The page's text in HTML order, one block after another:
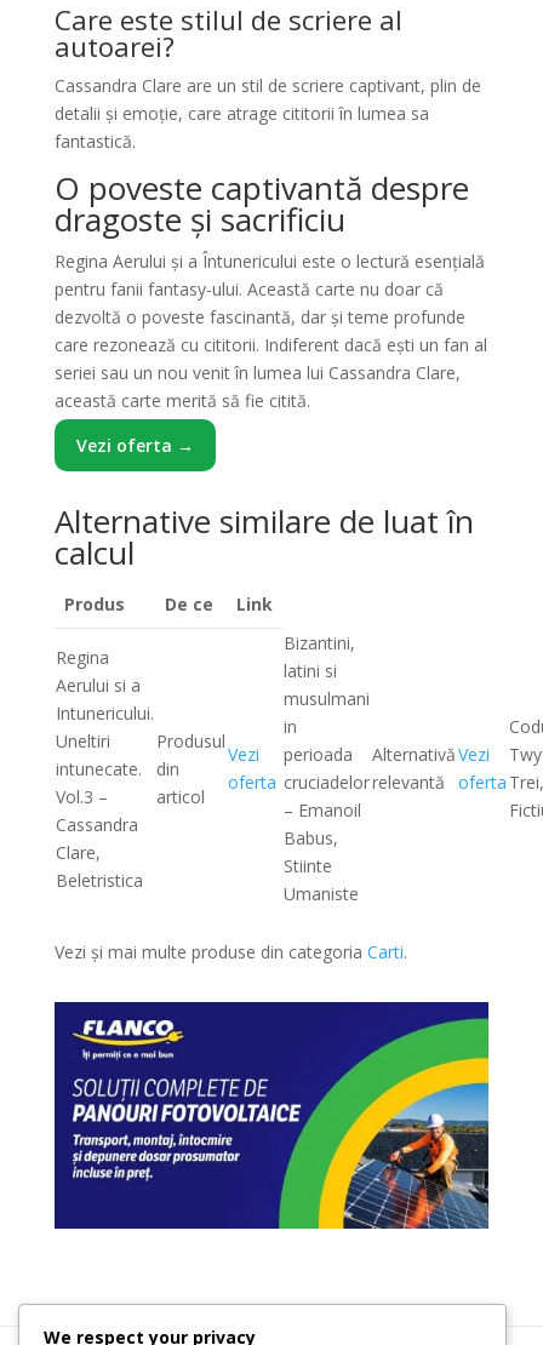
Care este stilul de scriere al
autoarei?
Cassandra Clare are un stil de scriere captivant, plin de
detalii și emoție, care atrage cititorii în lumea sa
fantastică.
O poveste captivantă despre
dragoste și sacrificiu
Regina Aerului și a Întunericului este o lectură esențială
pentru fanii fantasy-ului. Această carte nu doar că
dezvoltă o poveste fascinantă, dar și teme profunde
care rezonează cu cititorii. Indiferent dacă ești un fan al
seriei sau un nou venit în lumea lui Cassandra Clare,
această carte merită să fie citită.
Vezi oferta →
Alternative similare de luat în
calcul
Produs De ce Link
Regina
Aerului si a
Intunericului.
Uneltiri
intunecate.
Vol.3 –
Cassandra
Clare,
Beletristica
Produsul
din
articol
Vezi
oferta
Bizantini,
latini si
musulmani
in
perioada
cruciadelor
– Emanoil
Babus,
Stiinte
Umaniste
Alternativă
relevantă
Vezi
oferta Trei,
Vezi și mai multe produse din categoria Carti.
We respect your privacy